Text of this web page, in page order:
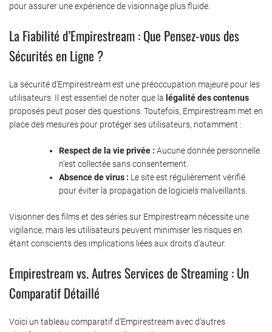
pour assurer une expérience de visionnage plus fluide.
La Fiabilité d’Empirestream : Que Pensez-vous des
Sécurités en Ligne ?
La sécurité d’Empirestream est une préoccupation majeure pour les
utilisateurs. Il est essentiel de noter que la légalité des contenus
proposés peut poser des questions. Toutefois, Empirestream met en
place des mesures pour protéger ses utilisateurs, notamment :
Respect de la vie privée : Aucune donnée personnelle
n’est collectée sans consentement.
Absence de virus : Le site est régulièrement vérifié
pour éviter la propagation de logiciels malveillants.
Visionner des films et des séries sur Empirestream nécessite une
vigilance, mais les utilisateurs peuvent minimiser les risques en
étant conscients des implications liées aux droits d’auteur.
Empirestream vs. Autres Services de Streaming : Un
Comparatif Détaillé
Voici un tableau comparatif d’Empirestream avec d’autres